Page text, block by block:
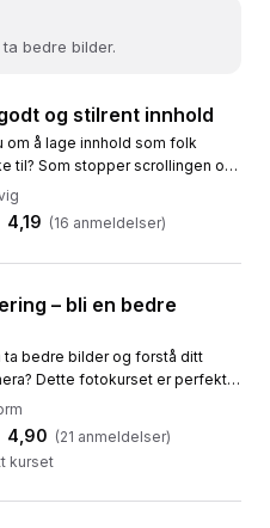
bedre bilder.
og stilrent innhold
om å lage innhold som folk
til? Som stopper scrollingen og
Wow, det der ser skikkelig
ikke...
4,19 (16 anmeldelser)
– bli en bedre
ta bedre bilder og forstå ditt
Dette fotokurset er perfekt
på nett er designet for å
mer...
4,90 (21 anmeldelser)
kurset